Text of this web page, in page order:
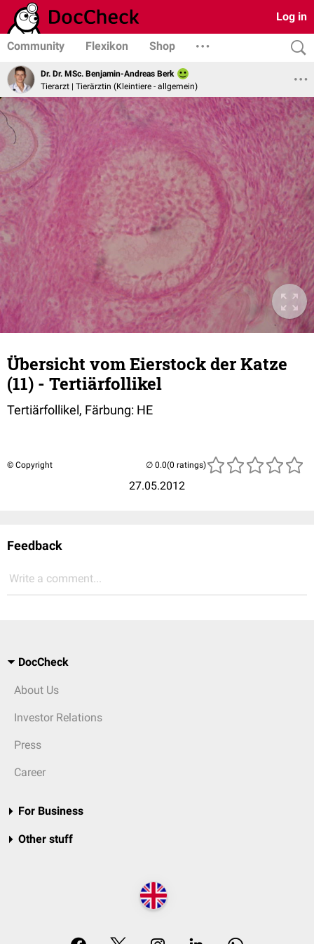
Log in
Community Flexikon Shop
Dr. Dr. MSc. Benjamin-Andreas Berk
Tierarzt | Tierärztin (Kleintiere - allgemein)
Übersicht vom Eierstock der Katze
(11) - Tertiärfollikel
Tertiärfollikel, Färbung: HE
© Copyright
27.05.2012
(0 ratings)
Feedback
Write a comment...
DocCheck
About Us
Investor Relations
Press
Career
For Business
Other stuff